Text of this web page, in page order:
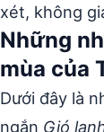
xét, không
Những
mùa của
Dưới đây là
ngắn Gió